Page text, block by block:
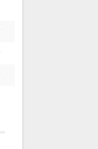
Hockey
SK
Giants
SK